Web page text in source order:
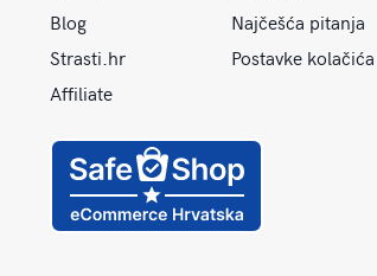
Blog
Najčešća pitanja
Strasti.hr
Postavke kolačića
Affiliate